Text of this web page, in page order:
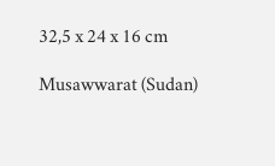
32,5 x 24 x 16 cm
Musawwarat (Sudan)